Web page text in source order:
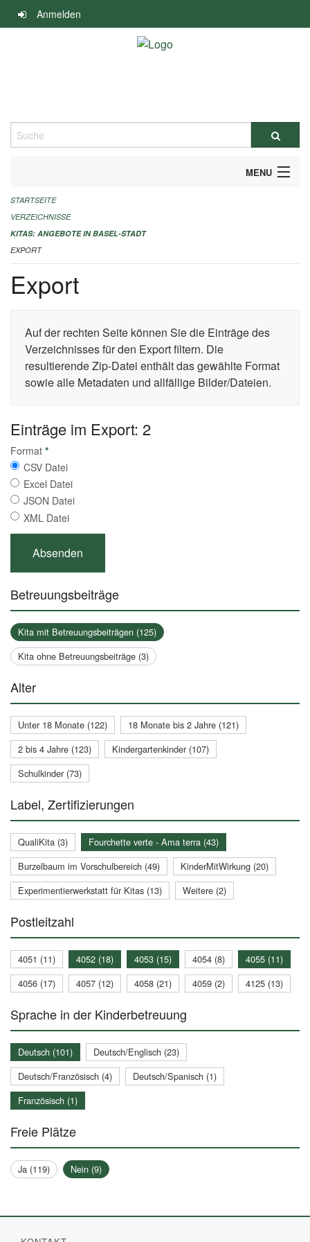
Navigation
überspringen
Anmelden
Suche
MENU
ALLGEMEINE INFORMATIONEN
IMPRESSUM
STARTSEITE
VERZEICHNISSE
KITAS: ANGEBOTE IN BASEL-STADT
EXPORT
Export
Auf der rechten Seite können Sie die Einträge des
Verzeichnisses für den Export filtern. Die
resultierende Zip-Datei enthält das gewählte Format
sowie alle Metadaten und allfällige Bilder/Dateien.
Einträge im Export: 2
Format *
CSV Datei
Excel Datei
JSON Datei
XML Datei
Betreuungsbeiträge
Kita mit Betreuungsbeiträgen (125)
Kita ohne Betreuungsbeiträge (3)
Alter
Unter 18 Monate (122)
18 Monate bis 2 Jahre (121)
2 bis 4 Jahre (123)
Kindergartenkinder (107)
Schulkinder (73)
Label, Zertifizierungen
QualiKita (3)
Fourchette verte - Ama terra (43)
Burzelbaum im Vorschulbereich (49)
KinderMitWirkung (20)
Experimentierwerkstatt für Kitas (13)
Weitere (2)
Postleitzahl
4051 (11) 4052 (18) 4053 (15) 4054 (8)
4055 (11)
4056 (17)
4057 (12) 4058 (21) 4059 (2) 4125 (13)
Sprache in der Kinderbetreuung
Deutsch (101)
Deutsch/Englisch (23)
Deutsch/Französisch (4)
Deutsch/Spanisch (1)
Französisch (1)
Freie Plätze
Ja (119) Nein (9)